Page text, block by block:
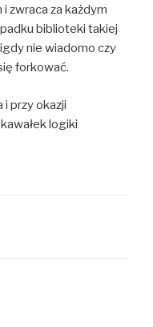
zwraca za każdym
biblioteki takiej
nie wiadomo czy
forkować.
i przy okazji
logiki